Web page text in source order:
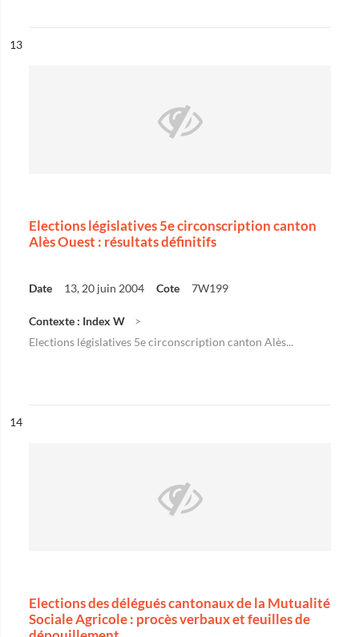
n°
13
Elections législatives 5e circonscription canton
Alès Ouest : résultats définitifs
Date 13, 20 juin 2004 Cote 7W199
Contexte : Index W
Elections législatives 5e circonscription canton Alès...
n°
14
Elections des délégués cantonaux de la Mutualité
Sociale Agricole : procès verbaux et feuilles de